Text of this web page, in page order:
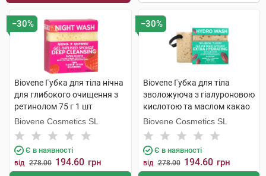
−30%
Biovene Губка для тіла нічна
для глибокого очищення з
ретинолом 75 г 1 шт
Biovene Cosmetics SL
Є в наявності
від 278.00 194.60 грн
−30%
Biovene Губка для тіла
зволожуюча з гіалуроновою
кислотою та маслом какао
75 г 1 шт
Biovene Cosmetics SL
Є в наявності
від 278.00 194.60 грн